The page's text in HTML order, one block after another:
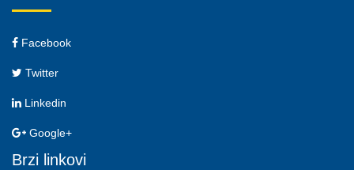
Facebook
Twitter
Linkedin
Google+
Brzi linkovi